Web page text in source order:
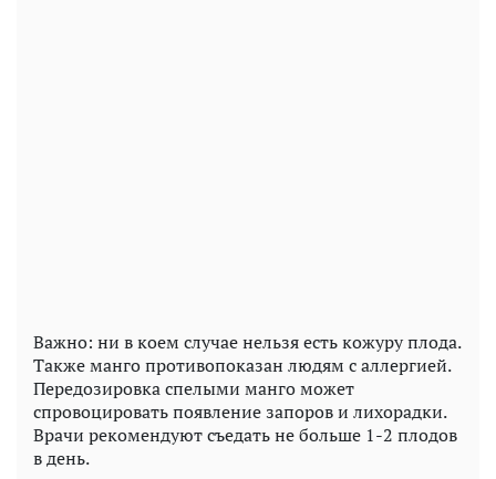
Важно: ни в коем случае нельзя есть кожуру плода.
Также манго противопоказан людям с аллергией.
Передозировка спелыми манго может
спровоцировать появление запоров и лихорадки.
Врачи рекомендуют съедать не больше 1-2 плодов
в день.